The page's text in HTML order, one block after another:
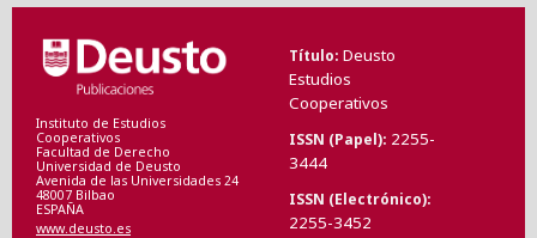
Instituto de Estudios
Cooperativos
Facultad de Derecho
Universidad de Deusto
Avenida de las Universidades 24
48007 Bilbao
ESPAÑA
www.deusto.es
Título Deusto
Estudios
Cooperativos
ISSN (Papel) 2255-
3444
ISSN (Electrónico)
2255-3452